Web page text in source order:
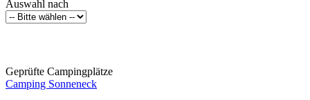
Auswahl nach
Geprüfte Campingplätze
Camping Sonneneck